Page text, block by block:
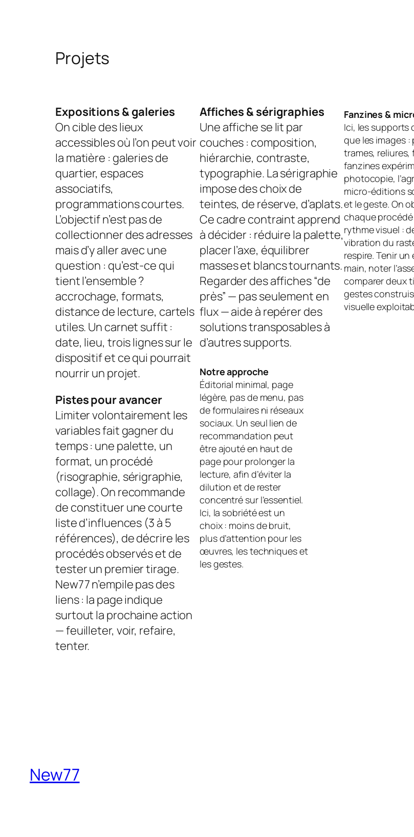
Projets
Expositions & galeries
On cible des lieux
accessibles où l’on peut voir
la matière : galeries de
quartier, espaces
associatifs,
programmations courtes.
L’objectif n’est pas de
collectionner des adresses
mais d’y aller avec une
question : qu’est-ce qui
tient l’ensemble ?
accrochage, formats,
distance de lecture, cartels
utiles. Un carnet suffit :
date, lieu, trois lignes sur le
dispositif et ce qui pourrait
nourrir un projet.
Pistes pour avancer
Limiter volontairement les
variables fait gagner du
temps : une palette, un
format, un procédé
(risographie, sérigraphie,
collage). On recommande
de constituer une courte
liste d’influences (3 à 5
références), de décrire les
procédés observés et de
tester un premier tirage.
New77 n’empile pas des
liens : la page indique
surtout la prochaine action
— feuilleter, voir, refaire,
tenter.
Affiches & sérigraphies
Une affiche se lit par
couches : composition,
hiérarchie, contraste,
typographie. La sérigraphie
impose des choix de
teintes, de réserve, d’aplats.
Ce cadre contraint apprend
à décider : réduire la palette,
placer l’axe, équilibrer
masses et blancs tournants.
Regarder des affiches “de
près” — pas seulement en
flux — aide à repérer des
solutions transposables à
d’autres supports.
Notre approche
Éditorial minimal, page
légère, pas de menu, pas
de formulaires ni réseaux
sociaux. Un seul lien de
recommandation peut
être ajouté en haut de
page pour prolonger la
lecture, afin d’éviter la
dilution et de rester
concentré sur l’essentiel.
Ici, la sobriété est un
choix : moins de bruit,
plus d’attention pour les
œuvres, les techniques et
les gestes.
Fanzines &
Ici, les
que les images :
trames, reliures,
fanzines
photocopie,
micro-éditions
et le geste. On
chaque
rythme visuel :
vibration du
respire. Tenir un
main, noter
comparer deux
gestes
visuelle
New77